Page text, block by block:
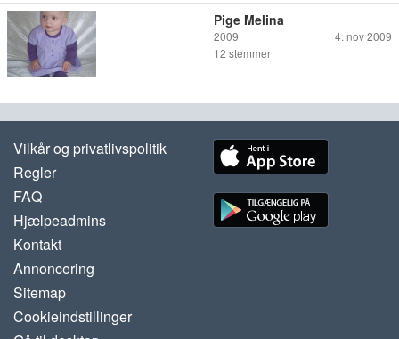
Pige Melina
2009
4. nov 2009
12 stemmer
Vilkår og privatlivspolitik
Regler
FAQ
Hjælpeadmins
Kontakt
Annoncering
Sitemap
Cookieindstillinger